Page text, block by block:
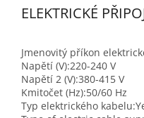
ELEKTRICKÉ
Jmenovitý příkon
Napětí (V):220-240 V
Napětí 2 (V):380-415 V
Kmitočet (Hz):50/60 Hz
Typ elektrického kabelu: